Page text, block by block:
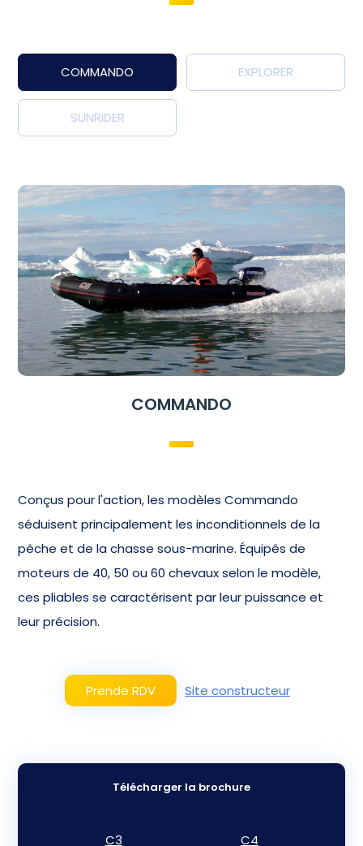
COMMANDO EXPLORER
SUNRIDER
COMMANDO
Conçus pour l'action, les modèles Commando
séduisent principalement les inconditionnels de la
pêche et de la chasse sous-marine. Équipés de
moteurs de 40, 50 ou 60 chevaux selon le modèle,
ces pliables se caractérisent par leur puissance et
leur précision.
Prende RDV Site constructeur
Télécharger la brochure
C3 C4